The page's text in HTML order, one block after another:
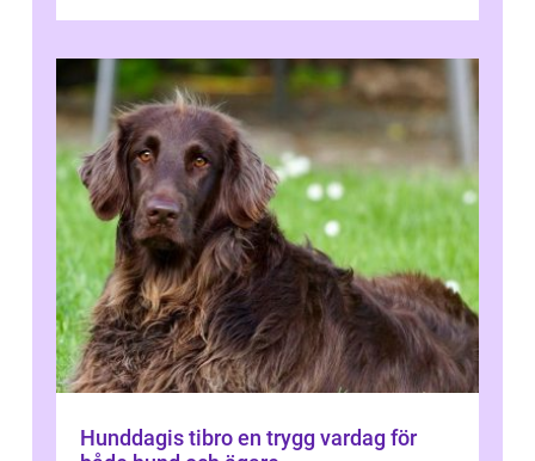
Hunddagis tibro en trygg vardag för